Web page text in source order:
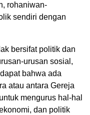
rohaniwan-
sendiri dengan
bersifat politik dan
urusan sosial,
bahwa ada
atau antara Gereja
mengurus hal-hal
dan politik